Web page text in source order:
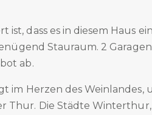
ist, dass es in diesem Haus
Stauraum. 2
ab.
im Herzen des Weinlandes,
Thur. Die Städte